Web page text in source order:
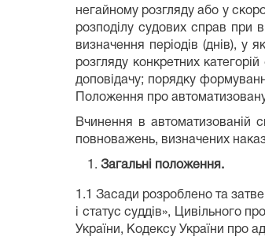
негайному розгляду або у
розподілу судових справ при
визначення періодів (днів), у
розгляду конкретних
доповідачу; порядку
Положення про
Вчинення в автоматизованій
повноважень, визначених
Загальні положення.
1.1 Засади розроблено та
і статус суддів», Цивільного
України, Кодексу України про